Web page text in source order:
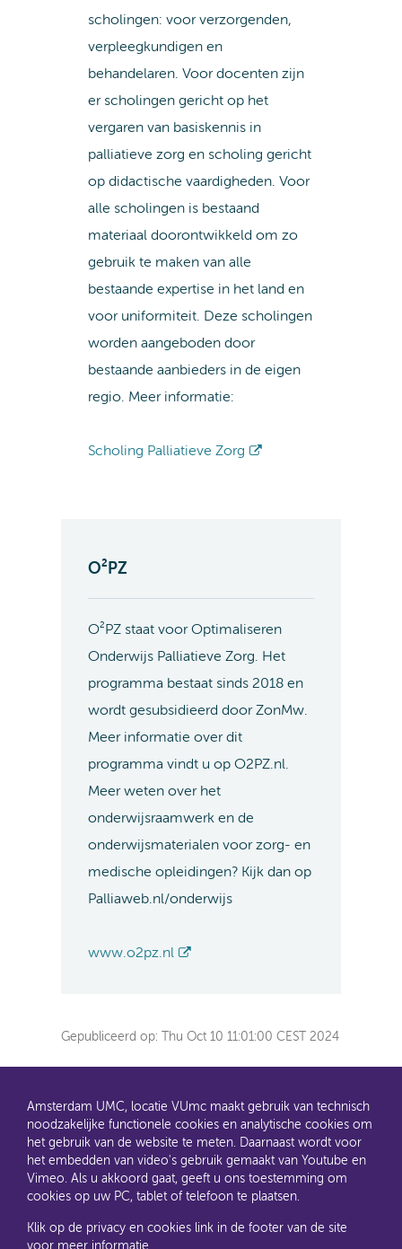
scholingen: voor verzorgenden,
verpleegkundigen en
behandelaren. Voor docenten zijn
er scholingen gericht op het
vergaren van basiskennis in
palliatieve zorg en scholing gericht
op didactische vaardigheden. Voor
alle scholingen is bestaand
materiaal doorontwikkeld om zo
gebruik te maken van alle
bestaande expertise in het land en
voor uniformiteit. Deze scholingen
worden aangeboden door
bestaande aanbieders in de eigen
regio. Meer informatie:
Scholing Palliatieve Zorg
O²PZ
O²PZ staat voor Optimaliseren
Onderwijs Palliatieve Zorg. Het
programma bestaat sinds 2018 en
wordt gesubsidieerd door ZonMw.
Meer informatie over dit
programma vindt u op O2PZ.nl.
Meer weten over het
onderwijsraamwerk en de
onderwijsmaterialen voor zorg- en
medische opleidingen? Kijk dan op
Palliaweb.nl/onderwijs
www.o2pz.nl
Gepubliceerd op: Thu Oct 10 11:01:00 CEST 2024
AMC en VUmc zijn al een tijdje samen Amsterdam UMC.
Dit gaat u ook merken aan de websites: steeds meer
amsterdamumc.org
Amsterdam UMC, locatie VUmc maakt gebruik van technisch
noodzakelijke functionele cookies en analytische cookies om
het gebruik van de website te meten. Daarnaast wordt voor
het embedden van video's gebruik gemaakt van Youtube en
Vimeo. Als u akkoord gaat, geeft u ons toestemming om
cookies op uw PC, tablet of telefoon te plaatsen.
Klik op de privacy en cookies link in de footer van de site
voor meer informatie.